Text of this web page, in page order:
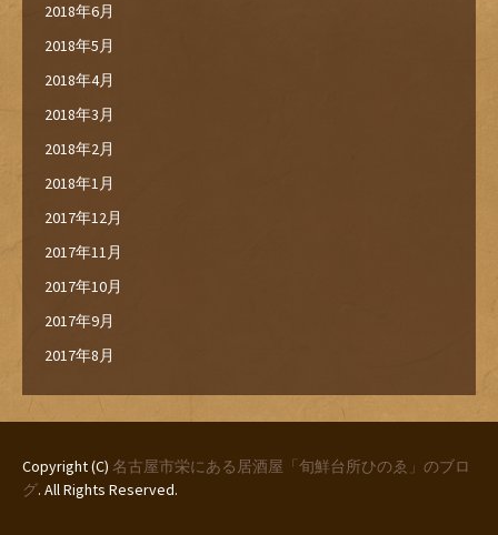
2018年6月
2018年5月
2018年4月
2018年3月
2018年2月
2018年1月
2017年12月
2017年11月
2017年10月
2017年9月
2017年8月
Copyright (C) 名古屋市栄にある居酒屋「旬鮮台所ひのゑ」のブロ
グ. All Rights Reserved.